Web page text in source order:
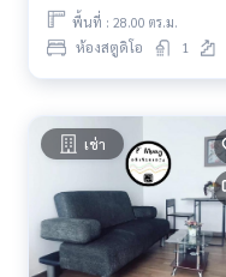
ก (กาญจนาภิเษก)
#รีเจ้นท์โฮมบางซ่อนเฟส
#regentbangson #คอ
คอนโดติดmrt #mrtบาง
สว่าง #เกตเวย์บางซื่อ
พื้นที่ : 28.00 ตร.ม.
ห้องสตูดิโอ 1
เช่า